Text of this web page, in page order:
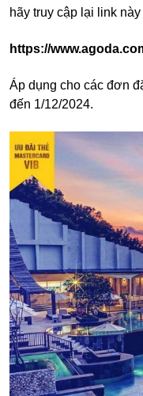
hãy truy cập lại link
https://
Áp dụng cho các đơn
đến 1/12/2024.